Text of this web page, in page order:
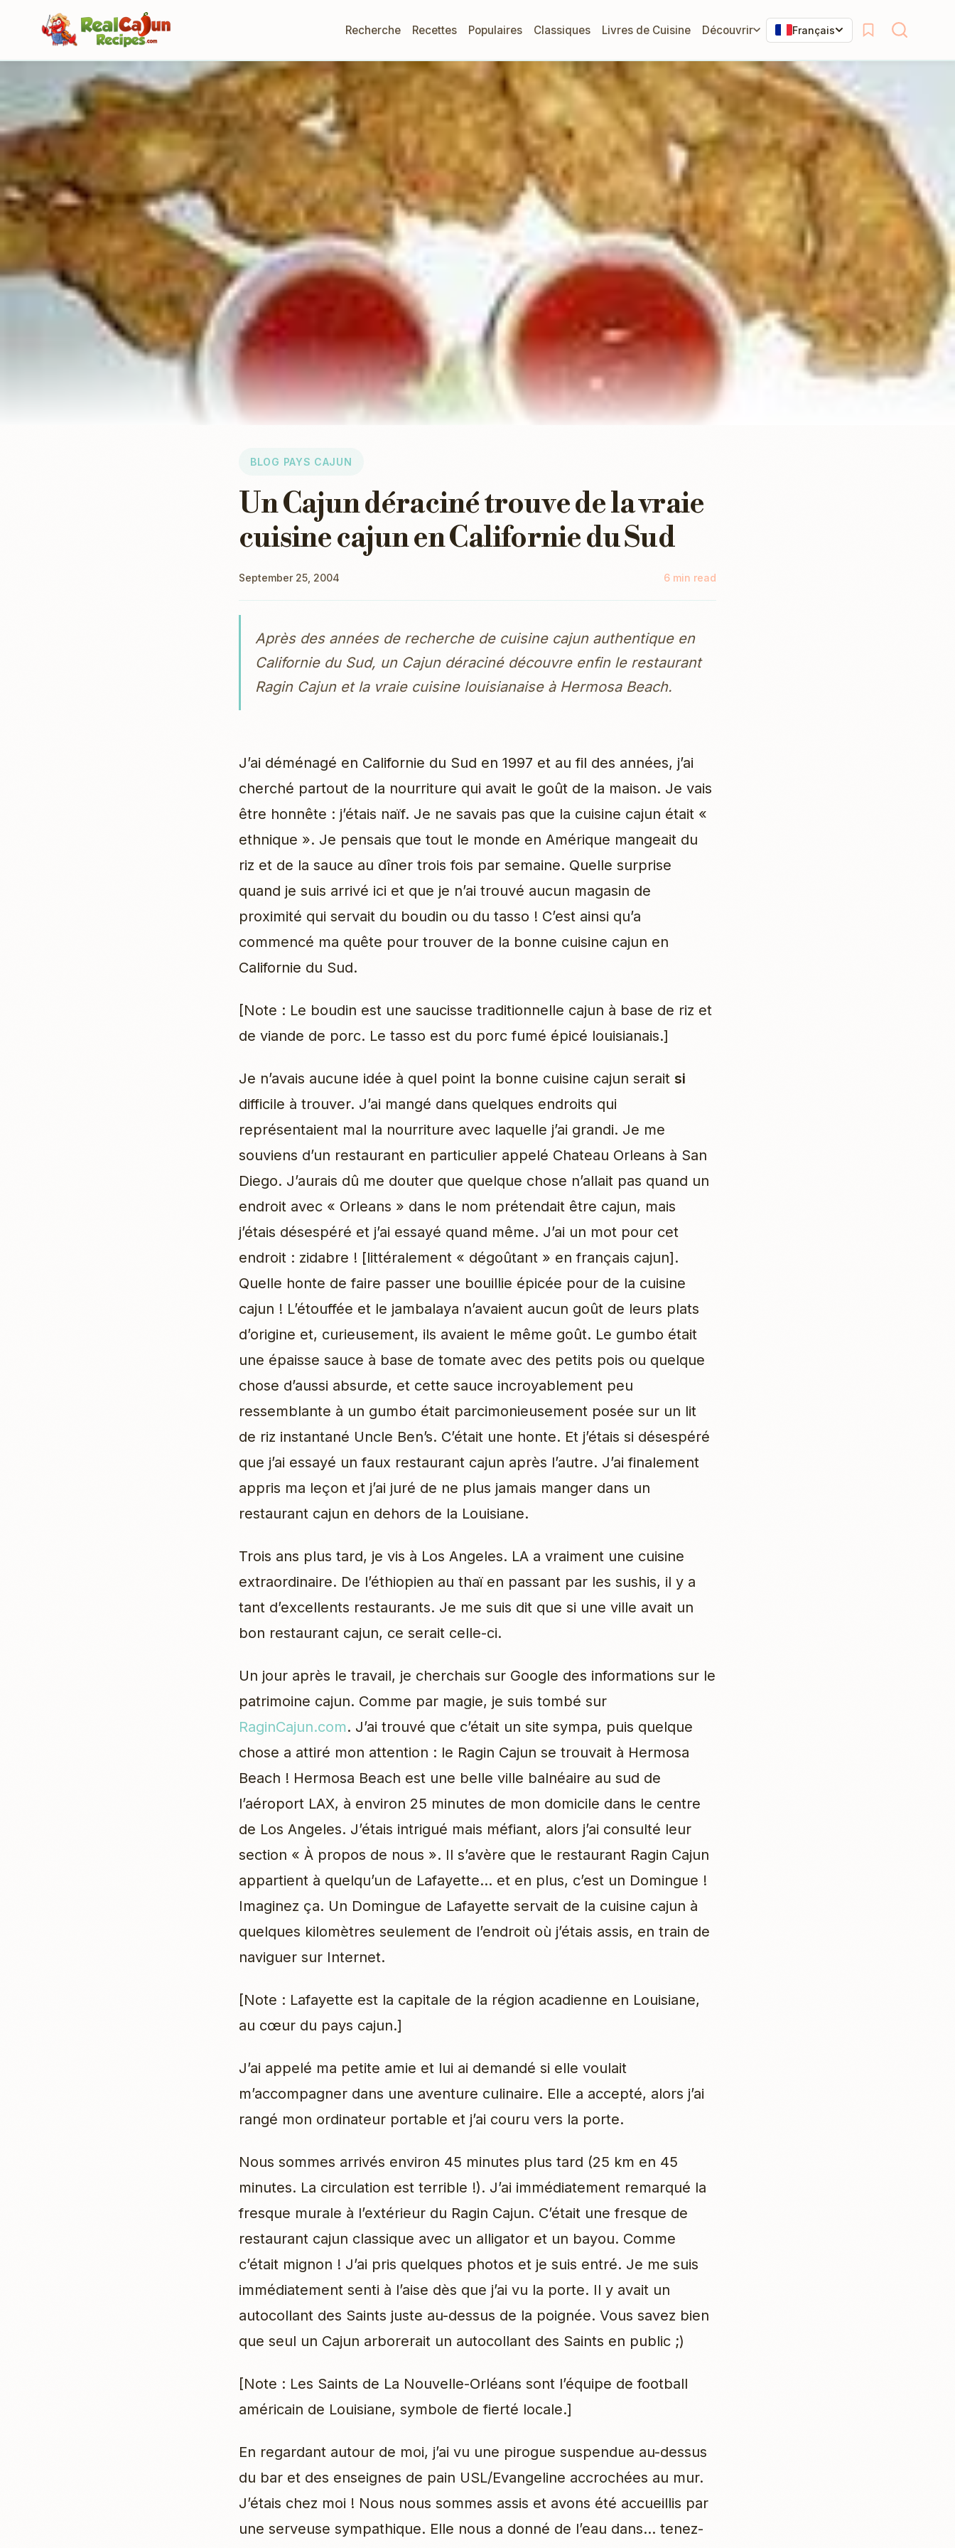
Recherche Recettes Populaires Classiques Livres de Cuisine Découvrir Français
BLOG PAYS CAJUN
Un Cajun déraciné trouve de la vraie
cuisine cajun en Californie du Sud
September 25, 2004 6 min read
Après des années de recherche de cuisine cajun authentique en
Californie du Sud, un Cajun déraciné découvre enfin le restaurant
Ragin Cajun et la vraie cuisine louisianaise à Hermosa Beach.
J’ai déménagé en Californie du Sud en 1997 et au fil des années, j’ai
cherché partout de la nourriture qui avait le goût de la maison. Je vais
être honnête : j’étais naïf. Je ne savais pas que la cuisine cajun était «
ethnique ». Je pensais que tout le monde en Amérique mangeait du
riz et de la sauce au dîner trois fois par semaine. Quelle surprise
quand je suis arrivé ici et que je n’ai trouvé aucun magasin de
proximité qui servait du boudin ou du tasso ! C’est ainsi qu’a
commencé ma quête pour trouver de la bonne cuisine cajun en
Californie du Sud.
[Note : Le boudin est une saucisse traditionnelle cajun à base de riz et
de viande de porc. Le tasso est du porc fumé épicé louisianais.]
Je n’avais aucune idée à quel point la bonne cuisine cajun serait si
difficile à trouver. J’ai mangé dans quelques endroits qui
représentaient mal la nourriture avec laquelle j’ai grandi. Je me
souviens d’un restaurant en particulier appelé Chateau Orleans à San
Diego. J’aurais dû me douter que quelque chose n’allait pas quand un
endroit avec « Orleans » dans le nom prétendait être cajun, mais
j’étais désespéré et j’ai essayé quand même. J’ai un mot pour cet
endroit : zidabre ! [littéralement « dégoûtant » en français cajun].
Quelle honte de faire passer une bouillie épicée pour de la cuisine
cajun ! L’étouffée et le jambalaya n’avaient aucun goût de leurs plats
d’origine et, curieusement, ils avaient le même goût. Le gumbo était
une épaisse sauce à base de tomate avec des petits pois ou quelque
chose d’aussi absurde, et cette sauce incroyablement peu
ressemblante à un gumbo était parcimonieusement posée sur un lit
de riz instantané Uncle Ben’s. C’était une honte. Et j’étais si désespéré
que j’ai essayé un faux restaurant cajun après l’autre. J’ai finalement
appris ma leçon et j’ai juré de ne plus jamais manger dans un
restaurant cajun en dehors de la Louisiane.
Trois ans plus tard, je vis à Los Angeles. LA a vraiment une cuisine
extraordinaire. De l’éthiopien au thaï en passant par les sushis, il y a
tant d’excellents restaurants. Je me suis dit que si une ville avait un
bon restaurant cajun, ce serait celle-ci.
Un jour après le travail, je cherchais sur Google des informations sur le
patrimoine cajun. Comme par magie, je suis tombé sur
RaginCajun.com. J’ai trouvé que c’était un site sympa, puis quelque
chose a attiré mon attention : le Ragin Cajun se trouvait à Hermosa
Beach ! Hermosa Beach est une belle ville balnéaire au sud de
l’aéroport LAX, à environ 25 minutes de mon domicile dans le centre
de Los Angeles. J’étais intrigué mais méfiant, alors j’ai consulté leur
section « À propos de nous ». Il s’avère que le restaurant Ragin Cajun
appartient à quelqu’un de Lafayette… et en plus, c’est un Domingue !
Imaginez ça. Un Domingue de Lafayette servait de la cuisine cajun à
quelques kilomètres seulement de l’endroit où j’étais assis, en train de
naviguer sur Internet.
[Note : Lafayette est la capitale de la région acadienne en Louisiane,
au cœur du pays cajun.]
J’ai appelé ma petite amie et lui ai demandé si elle voulait
m’accompagner dans une aventure culinaire. Elle a accepté, alors j’ai
rangé mon ordinateur portable et j’ai couru vers la porte.
Nous sommes arrivés environ 45 minutes plus tard (25 km en 45
minutes. La circulation est terrible !). J’ai immédiatement remarqué la
fresque murale à l’extérieur du Ragin Cajun. C’était une fresque de
restaurant cajun classique avec un alligator et un bayou. Comme
c’était mignon ! J’ai pris quelques photos et je suis entré. Je me suis
immédiatement senti à l’aise dès que j’ai vu la porte. Il y avait un
autocollant des Saints juste au-dessus de la poignée. Vous savez bien
que seul un Cajun arborerait un autocollant des Saints en public ;)
[Note : Les Saints de La Nouvelle-Orléans sont l’équipe de football
américain de Louisiane, symbole de fierté locale.]
En regardant autour de moi, j’ai vu une pirogue suspendue au-dessus
du bar et des enseignes de pain USL/Evangeline accrochées au mur.
J’étais chez moi ! Nous nous sommes assis et avons été accueillis par
une serveuse sympathique. Elle nous a donné de l’eau dans… tenez-